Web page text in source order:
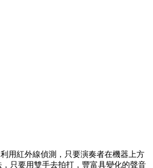
利用紅外線偵測，只要演奏者在機器上方
只要用雙手去拍打，豐富具變化的聲音